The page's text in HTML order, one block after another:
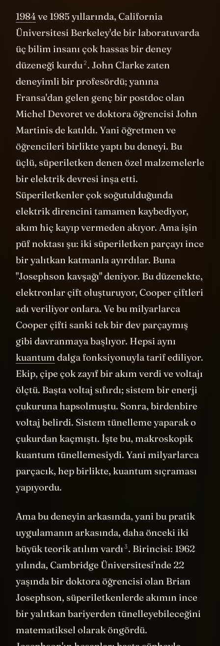
1984 ve 1985 yıllarında, California
Üniversitesi Berkeley'de bir laboratuvarda
üç bilim insanı çok hassas bir deney
düzeneği kurdu . John Clarke zaten
deneyimli bir profesördü; yanına
Fransa'dan gelen genç bir postdoc olan
Michel Devoret ve doktora öğrencisi John
Martinis de katıldı. Yani öğretmen ve
öğrencileri birlikte yaptı bu deneyi. Bu
üçlü, süperiletken denen özel malzemelerle
bir elektrik devresi inşa etti.
Süperiletkenler çok soğutulduğunda
elektrik direncini tamamen kaybediyor,
akım hiç kayıp vermeden akıyor. Ama işin
püf noktası şu: iki süperiletken parçayı ince
bir yalıtkan katmanla ayırdılar. Buna
"Josephson kavşağı" deniyor. Bu düzenekte,
elektronlar çift oluşturuyor, Cooper çiftleri
adı veriliyor onlara. Ve bu milyarlarca
Cooper çifti sanki tek bir dev parçaymış
gibi davranmaya başlıyor. Hepsi aynı
kuantum dalga fonksiyonuyla tarif ediliyor.
Ekip, çipe çok zayıf bir akım verdi ve voltajı
ölçtü. Başta voltaj sıfırdı; sistem bir enerji
çukuruna hapsolmuştu. Sonra, birdenbire
voltaj belirdi. Sistem tünelleme yaparak o
çukurdan kaçmıştı. İşte bu, makroskopik
kuantum tünellemesiydi. Yani milyarlarca
parçacık, hep birlikte, kuantum sıçraması
yapıyordu.
Ama bu deneyin arkasında, yani bu pratik
uygulamanın arkasında, daha önceki iki
büyük teorik atılım vardı . Birincisi: 1962
yılında, Cambridge Üniversitesi'nde 22
yaşında bir doktora öğrencisi olan Brian
Josephson, süperiletkenlerde akımın ince
bir yalıtkan bariyerden tünelleyebileceğini
matematiksel olarak öngördü.